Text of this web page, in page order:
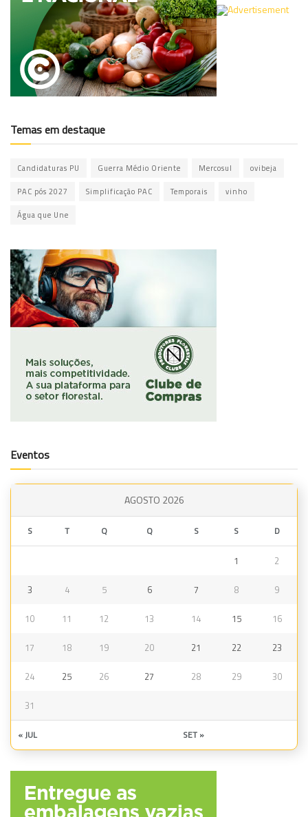
Temas em destaque
Candidaturas PU Guerra Médio Oriente Mercosul ovibeja
PAC pós 2027 Simplificação PAC Temporais vinho
Água que Une
Eventos
AGOSTO 2026
S T Q Q S S D
1 2
3 4 5 6 7 8 9
10 11 12 13 14 15 16
17 18 19 20 21 22 23
24 25 26 27 28 29 30
31
« JUL SET »